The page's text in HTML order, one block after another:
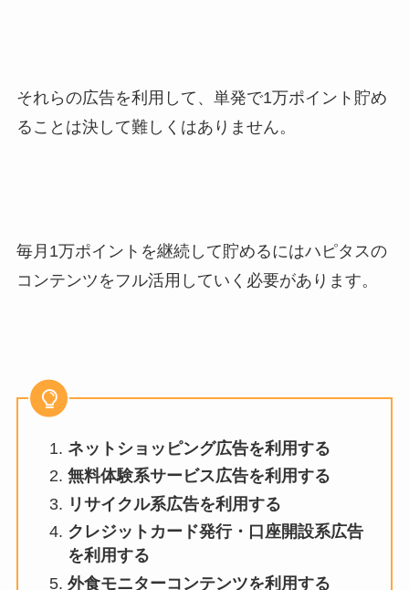
それらの広告を利用して、単発で1万ポイント貯め
ることは決して難しくはありません。
毎月1万ポイントを継続して貯めるにはハピタスの
コンテンツをフル活用していく必要があります。
ネットショッピング広告を利用する
無料体験系サービス広告を利用する
リサイクル系広告を利用する
クレジットカード発行・口座開設系広告
を利用する
外食モニターコンテンツを利用する